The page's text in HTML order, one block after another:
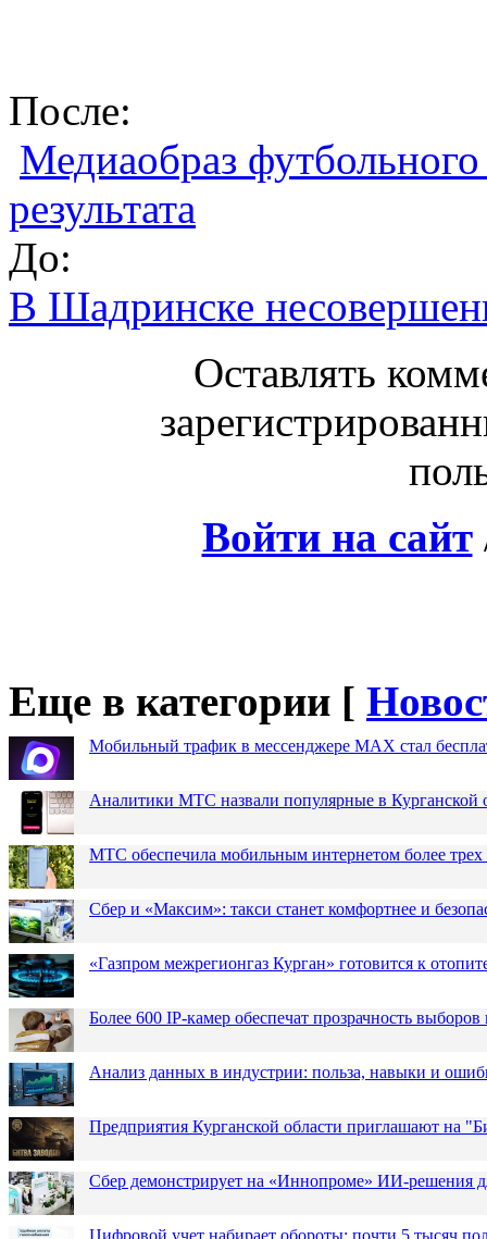
После:
Медиаобраз футбольного
результата
До:
В Шадринске
Оставлять
Войти на сайт
Еще в категории [
Мобильный трафик в мессенджере MAX стал
Аналитики МТС назвали популярные в
МТС обеспечила мобильным интернетом более трех
Сбер и «Максим»: такси станет комфортнее и
«Газпром межрегионгаз Курган» готовится к
Более 600 IP-камер обеспечат прозрачность
Анализ данных в индустрии: польза, навыки и
Предприятия Курганской области приглашают на
Сбер демонстрирует на «Иннопроме» ИИ-решения
Цифровой учет набирает обороты: почти 5 тысяч